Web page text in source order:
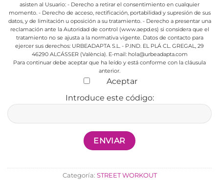
asisten al Usuario: - Derecho a retirar el consentimiento en cualquier
momento. - Derecho de acceso, rectificación, portabilidad y supresión de sus
datos, y de limitación u oposición a su tratamiento. - Derecho a presentar una
reclamación ante la Autoridad de control (www.aepd.es) si considera que el
tratamiento no se ajusta a la normativa vigente. Datos de contacto para
ejercer sus derechos: URBEADAPTA S.L. - P.IND. EL PLÁ CL. GREGAL, 29
46290 ALCÁSSER (València). E-mail: hola@urbeadapta.com
Para continuar debe aceptar que ha leído y está conforme con la cláusula
anterior.
Aceptar
Introduce este código:
Categoría: STREET WORKOUT